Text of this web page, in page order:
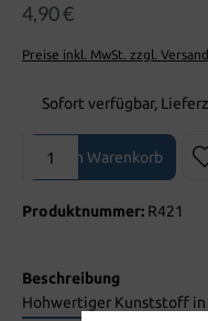
4,90 €
Preise inkl. MwSt. zzgl.
Sofort verfügbar,
Produkt Anzahl: Gib den
In den Warenkorb
Produktnummer: R421
Beschreibung
Hohwertiger Kunststoff